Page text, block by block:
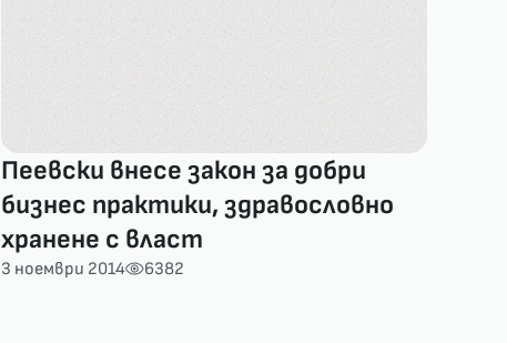
Пеевски внесе закон за добри
бизнес практики, здравословно
хранене с власт
3 ноември 2014 6382